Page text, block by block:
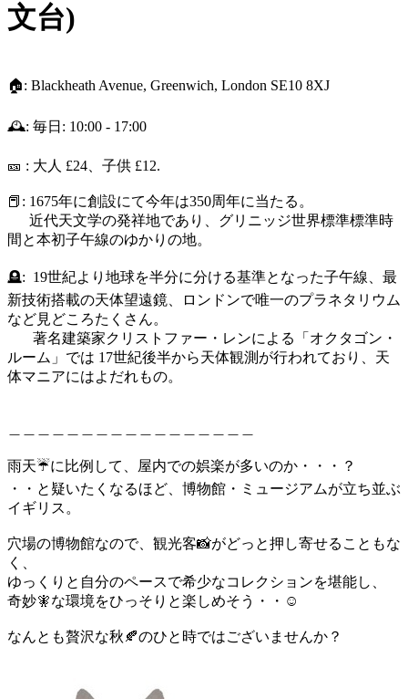
文台)
🏠: Blackheath Avenue, Greenwich, London SE10 8XJ
🕰️: 毎日: 10:00 - 17:00
🎫 : 大人 £24、子供 £12.
📕: 1675年に創設にて今年は350周年に当たる。
近代天文学の発祥地であり、グリニッジ世界標準標準時
間と本初子午線のゆかりの地。
🪦: 19世紀より地球を半分に分ける基準となった子午線、最
新技術搭載の天体望遠鏡、ロンドンで唯一のプラネタリウム
など見どころたくさん。
著名建築家クリストファー・レンによる「オクタゴン・
ルーム」では 17世紀後半から天体観測が行われており、天
体マニアにはよだれもの。
雨天☔️に比例して、屋内での娯楽が多いのか・・・？
・・と疑いたくなるほど、博物館・ミュージアムが立ち並ぶ
イギリス。
穴場の博物館なので、観光客📸がどっと押し寄せることもな
く、
ゆっくりと自分のペースで希少なコレクションを堪能し、
奇妙🧚な環境をひっそりと楽しめそう・・☺️
なんとも贅沢な秋🍂のひと時ではございませんか？